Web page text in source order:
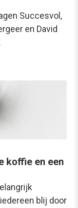
Succesvol,
en David
koffie en een
blij door